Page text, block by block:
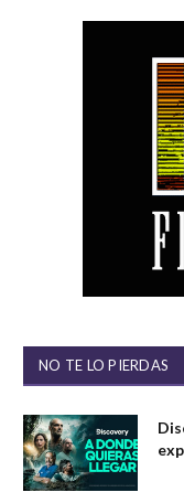
NO TE LO PIERDAS